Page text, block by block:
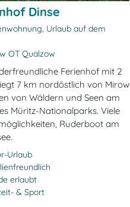
Dinse
Urlaub auf dem
OT Qualzow
Ferienhof mit 2
7 km nordöstlich von Mirow
von Wäldern und Seen am
Müritz-Nationalparks. Viele
Ruderboot am
Urlaub
erlaubt
& Sport